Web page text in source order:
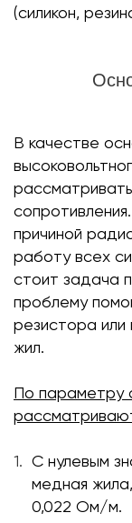
(силикон,
В качестве
причиной
работу всех
стоит задача
проблему
резистора или
жил.
По параметру
С нулевым
медная
0,022 Ом/м.